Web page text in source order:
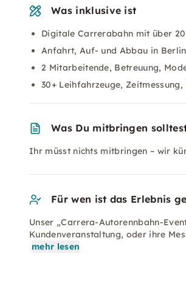
Was inklusive ist
Digitale Carrerabahn mit über
Anfahrt, Auf- und Abbau in Berlin
2 Mitarbeitende, Betreuung,
30+ Leihfahrzeuge,
Was Du mitbringen
Ihr müsst nichts mitbringen – wir
Für wen ist das Erlebnis
Unser „Carrera-Autorennbahn-
Kundenveranstaltung, oder ihre
mehr lesen